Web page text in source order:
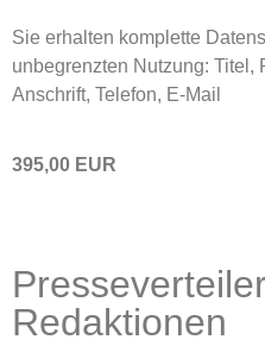
Sie erhalten komplette
unbegrenzten Nutzung: Titel,
Anschrift, Telefon, E-Mail
395,00 EUR
Redaktionen